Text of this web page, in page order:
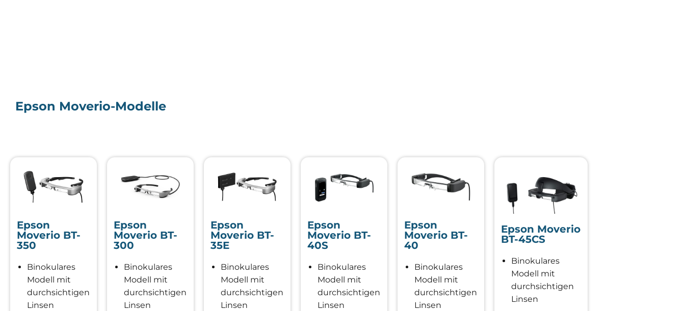
Epson Moverio-Modelle
Epson
Moverio BT-
350
Binokulares
Modell mit
durchsichtigen
Linsen
Epson
Moverio BT-
300
Binokulares
Modell mit
durchsichtigen
Linsen
Epson
Moverio BT-
35E
Binokulares
Modell mit
durchsichtigen
Linsen
Epson
Moverio BT-
40S
Binokulares
Modell mit
durchsichtigen
Linsen
Epson
Moverio BT-
40
Binokulares
Modell mit
durchsichtigen
Linsen
Epson Moverio
BT-45CS
Binokulares
Modell mit
durchsichtigen
Linsen
Cookies
werden
einige
Funktionen
verfügbar
Marketing
Indem Sie Ihre
Interessen und Ihr